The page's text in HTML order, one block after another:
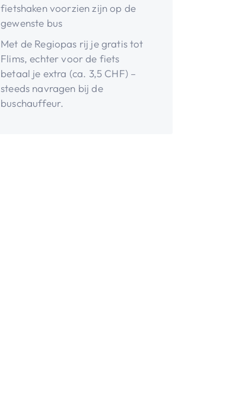
fietshaken voorzien zijn op de
gewenste bus
Met de Regiopas rij je gratis tot
Flims, echter voor de fiets
betaal je extra (ca. 3,5 CHF) –
steeds navragen bij de
buschauffeur.